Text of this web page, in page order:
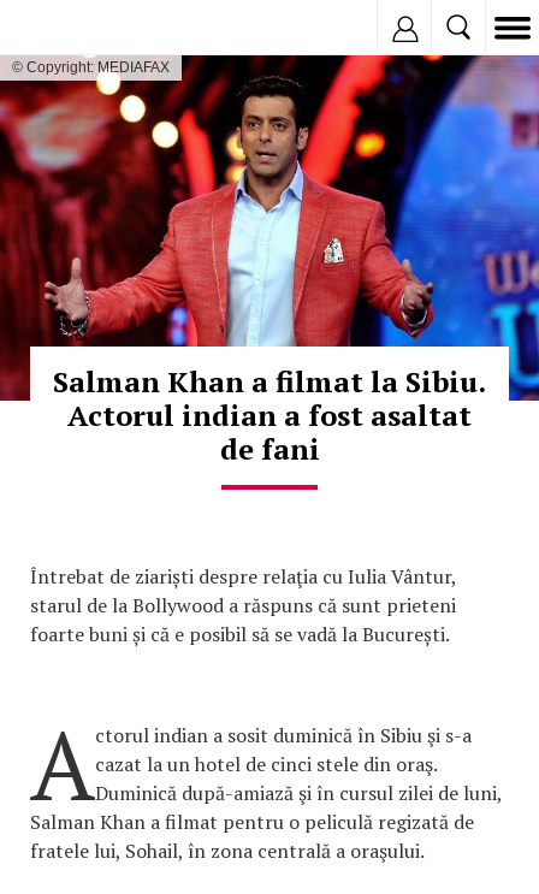
© Copyright: MEDIAFAX
Salman Khan a filmat la Sibiu.
Actorul indian a fost asaltat
de fani
Întrebat de ziariști despre relaţia cu Iulia Vântur,
starul de la Bollywood a răspuns că sunt prieteni
foarte buni și că e posibil să se vadă la București.
Actorul indian a sosit duminică în Sibiu şi s-a
cazat la un hotel de cinci stele din oraş.
Duminică după-amiază şi în cursul zilei de luni,
Salman Khan a filmat pentru o peliculă regizată de
fratele lui, Sohail, în zona centrală a oraşului.